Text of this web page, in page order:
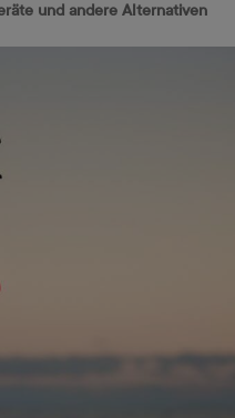
und andere Alternativen